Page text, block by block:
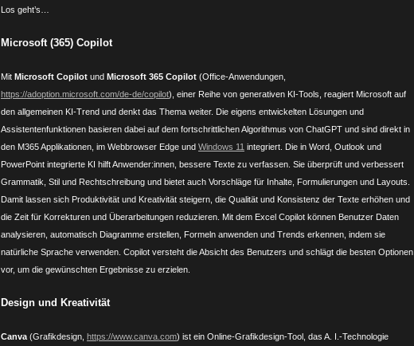
Los geht’s…
Microsoft (365) Copilot
Mit Microsoft Copilot und Microsoft 365 Copilot (Office-Anwendungen,
https://adoption.microsoft.com/de-de/copilot), einer Reihe von generativen KI-Tools, reagiert Microsoft auf
den allgemeinen KI-Trend und denkt das Thema weiter. Die eigens entwickelten Lösungen und
Assistentenfunktionen basieren dabei auf dem fortschrittlichen Algorithmus von ChatGPT und sind direkt in
den M365 Applikationen, im Webbrowser Edge und Windows 11 integriert. Die in Word, Outlook und
PowerPoint integrierte KI hilft Anwender:innen, bessere Texte zu verfassen. Sie überprüft und verbessert
Grammatik, Stil und Rechtschreibung und bietet auch Vorschläge für Inhalte, Formulierungen und Layouts.
Damit lassen sich Produktivität und Kreativität steigern, die Qualität und Konsistenz der Texte erhöhen und
die Zeit für Korrekturen und Überarbeitungen reduzieren. Mit dem Excel Copilot können Benutzer Daten
analysieren, automatisch Diagramme erstellen, Formeln anwenden und Trends erkennen, indem sie
natürliche Sprache verwenden. Copilot versteht die Absicht des Benutzers und schlägt die besten Optionen
vor, um die gewünschten Ergebnisse zu erzielen.
Design und Kreativität
Canva (Grafikdesign, https://www.canva.com) ist ein Online-Grafikdesign-Tool, das A. I.-Technologie